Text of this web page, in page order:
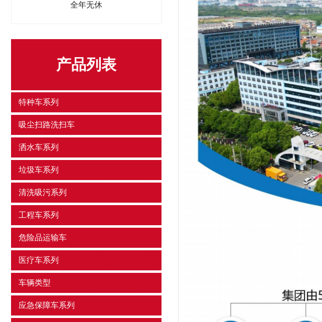
全年无休
产品列表
特种车系列
吸尘扫路洗扫车
洒水车系列
垃圾车系列
清洗吸污系列
工程车系列
危险品运输车
医疗车系列
车辆类型
应急保障车系列